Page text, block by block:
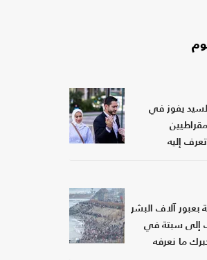
يفوز في
إليه
آلاف البشر
إلى سبتة في
ما نعرفه